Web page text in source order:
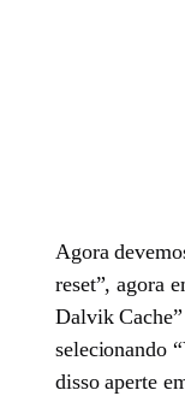
Agora
reset”, agora
Dalvik
selecionando
disso aperte